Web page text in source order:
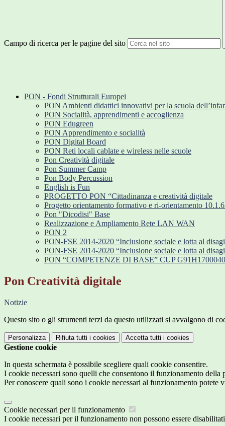
Campo di ricerca per le pagine del sito
PON - Fondi Strutturali Europei
PON Ambienti didattici innovativi per la scuola
PON Socialità, apprendimenti e accoglienza
PON Edugreen
PON Apprendimento e socialità
PON Digital Board
PON Reti locali cablate e wireless nelle scuole
Pon Creatività digitale
Pon Summer Camp
Pon Body Percussion
English is Fun
PROGETTO PON “Cittadinanza e creatività digitale
Progetto orientamento formativo e ri-orientamento
Pon "Dicodisi" Base
Realizzazione e Ampliamento Rete LAN WAN
PON 2
PON-FSE 2014-2020 “Inclusione sociale e lotta al
PON-FSE 2014-2020 “Inclusione sociale e lotta al
PON “COMPETENZE DI BASE” CUP
Pon Creatività digitale
Notizie
Questo sito o gli strumenti terzi da questo utilizzati si avvalgono di
Personalizza Rifiuta tutti i cookies Accetta tutti i cookies
Gestione cookie
In questa schermata è possibile scegliere quali cookie consentire.
I cookie necessari sono quelli che consentono il funzionamento
Per conoscere quali sono i cookie necessari al funzionamento potete
Cookie necessari per il funzionamento
I cookie necessari per il funzionamento non possono essere